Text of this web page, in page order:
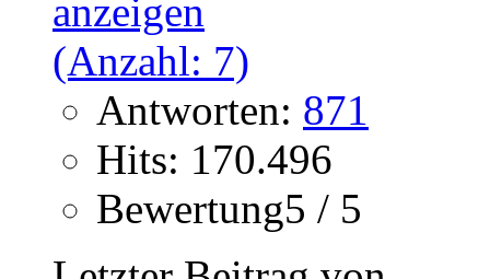
Antworten: 871
Hits: 170.496
Bewertung5 / 5